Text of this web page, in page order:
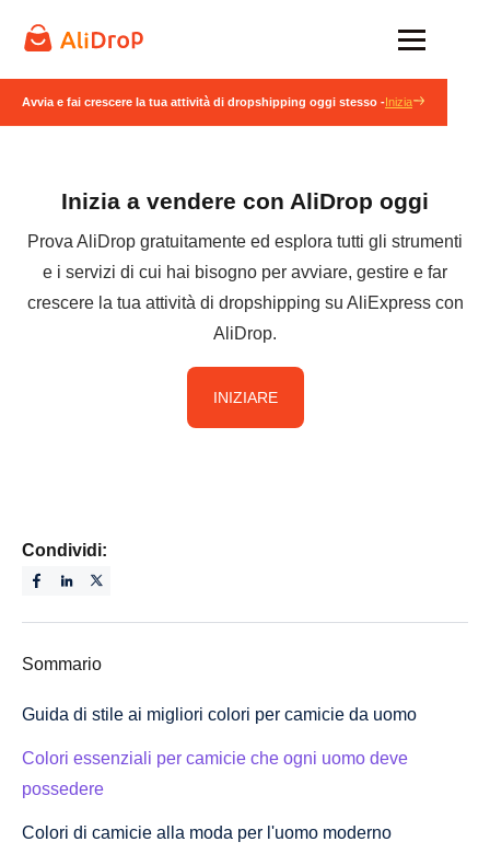
Avvia e fai crescere la tua attività di dropshipping oggi stesso -Inizia
Inizia a vendere con AliDrop oggi
Prova AliDrop gratuitamente ed esplora tutti gli strumenti
e i servizi di cui hai bisogno per avviare, gestire e far
crescere la tua attività di dropshipping su AliExpress con
AliDrop.
INIZIARE
Condividi:
Sommario
Guida di stile ai migliori colori per camicie da uomo
Colori essenziali per camicie che ogni uomo deve
possedere
Colori di camicie alla moda per l'uomo moderno